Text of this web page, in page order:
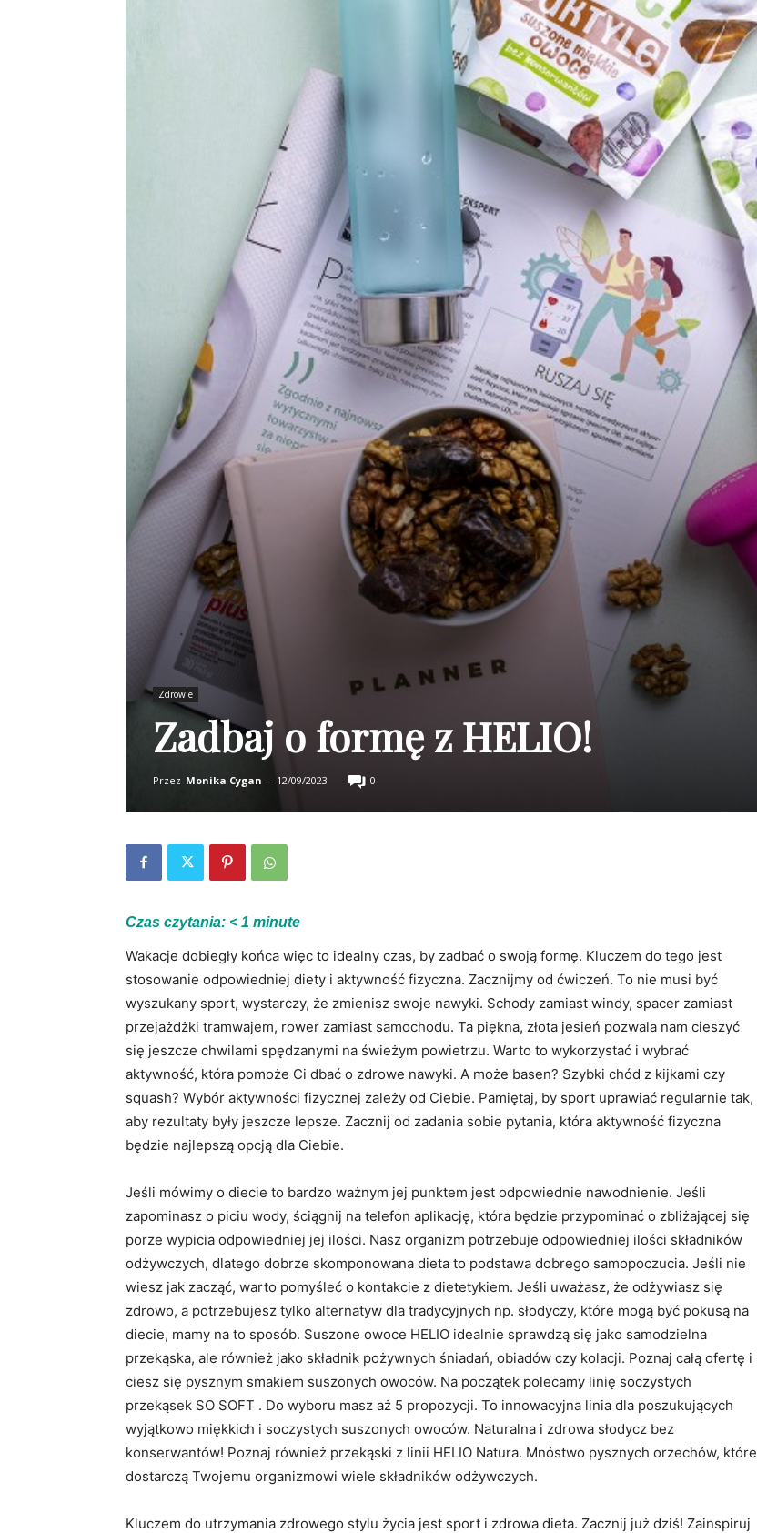
Zdrowie
Zadbaj o formę z HELIO!
Przez Monika Cygan - 12/09/2023 0
Czas czytania: < 1 minute
Wakacje dobiegły końca więc to idealny czas, by zadbać o swoją formę. Kluczem do tego jest
stosowanie odpowiedniej diety i aktywność fizyczna. Zacznijmy od ćwiczeń. To nie musi być
wyszukany sport, wystarczy, że zmienisz swoje nawyki. Schody zamiast windy, spacer zamiast
przejażdżki tramwajem, rower zamiast samochodu. Ta piękna, złota jesień pozwala nam cieszyć
się jeszcze chwilami spędzanymi na świeżym powietrzu. Warto to wykorzystać i wybrać
aktywność, która pomoże Ci dbać o zdrowe nawyki. A może basen? Szybki chód z kijkami czy
squash? Wybór aktywności fizycznej zależy od Ciebie. Pamiętaj, by sport uprawiać regularnie tak,
aby rezultaty były jeszcze lepsze. Zacznij od zadania sobie pytania, która aktywność fizyczna
będzie najlepszą opcją dla Ciebie.
Jeśli mówimy o diecie to bardzo ważnym jej punktem jest odpowiednie nawodnienie. Jeśli
zapominasz o piciu wody, ściągnij na telefon aplikację, która będzie przypominać o zbliżającej się
porze wypicia odpowiedniej jej ilości. Nasz organizm potrzebuje odpowiedniej ilości składników
odżywczych, dlatego dobrze skomponowana dieta to podstawa dobrego samopoczucia. Jeśli nie
wiesz jak zacząć, warto pomyśleć o kontakcie z dietetykiem. Jeśli uważasz, że odżywiasz się
zdrowo, a potrzebujesz tylko alternatyw dla tradycyjnych np. słodyczy, które mogą być pokusą na
diecie, mamy na to sposób. Suszone owoce HELIO idealnie sprawdzą się jako samodzielna
przekąska, ale również jako składnik pożywnych śniadań, obiadów czy kolacji. Poznaj całą ofertę i
ciesz się pysznym smakiem suszonych owoców. Na początek polecamy linię soczystych
przekąsek SO SOFT . Do wyboru masz aż 5 propozycji. To innowacyjna linia dla poszukujących
wyjątkowo miękkich i soczystych suszonych owoców. Naturalna i zdrowa słodycz bez
konserwantów! Poznaj również przekąski z linii HELIO Natura. Mnóstwo pysznych orzechów, które
dostarczą Twojemu organizmowi wiele składników odżywczych.
Kluczem do utrzymania zdrowego stylu życia jest sport i zdrowa dieta. Zacznij już dziś! Zainspiruj